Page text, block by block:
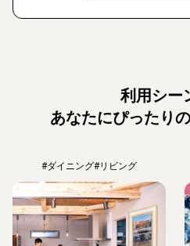
利用シー
あなたにぴったり
#ダイニング#リビング